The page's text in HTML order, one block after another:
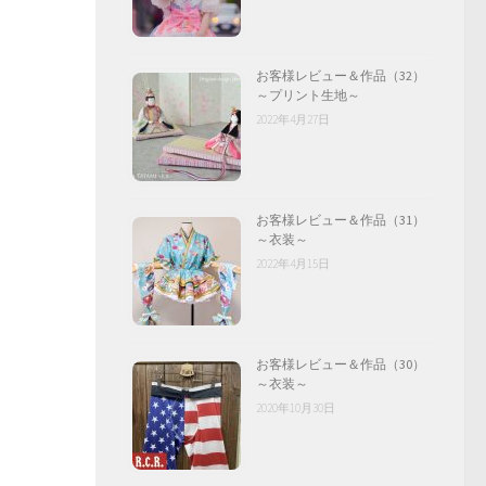
お客様レビュー＆作品（32）
～プリント生地～
2022年4月27日
お客様レビュー＆作品（31）
～衣装～
2022年4月15日
お客様レビュー＆作品（30）
～衣装～
2020年10月30日